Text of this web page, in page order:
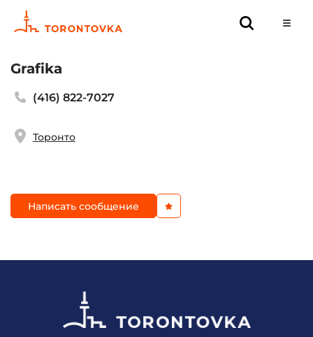
Grafika
(416) 822-7027
Торонто
Написать сообщение